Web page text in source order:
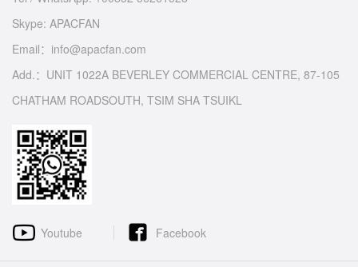
Skype: APACFAN
Email：info@apacfan.com
Add.：UNIT 1022A BEVERLEY COMMERCIAL CENTRE, 87-105
CHATHAM ROADSOUTH, TSIM SHA TSUIKL
Youtube Facebook